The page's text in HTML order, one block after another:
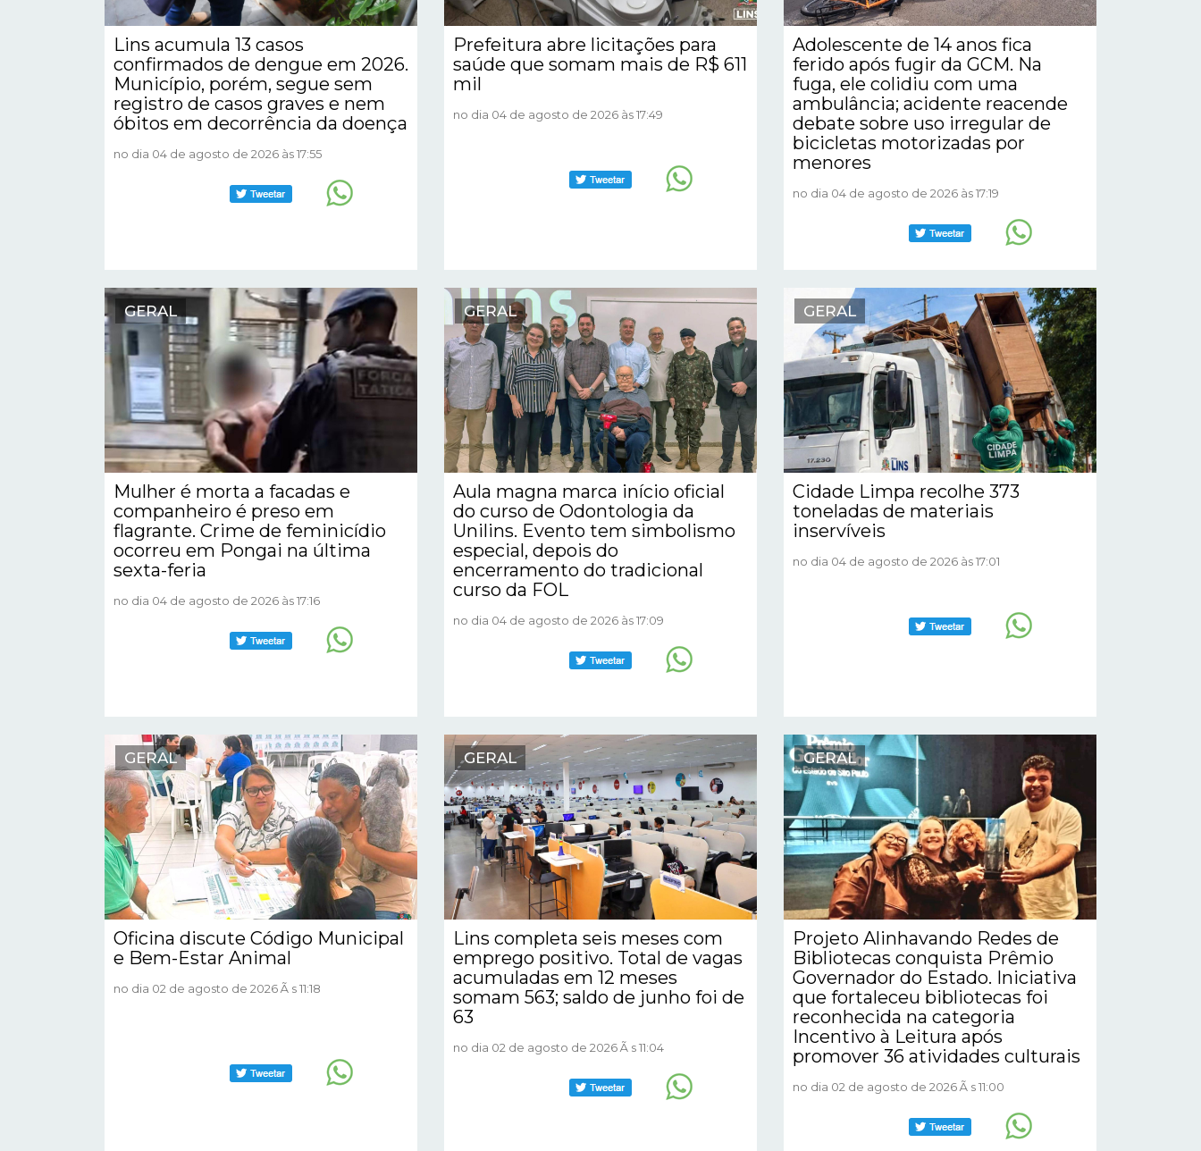
Lins acumula 13 casos
confirmados de dengue em 2026.
Município, porém, segue sem
registro de casos graves e nem
óbitos em decorrência da doença
no dia 04 de agosto de 2026 às 17:55
Prefeitura abre licitações para
saúde que somam mais de R$ 611
mil
no dia 04 de agosto de 2026 às 17:49
Adolescente de 14 anos fica
ferido após fugir da GCM. Na
fuga, ele colidiu com uma
ambulância; acidente reacende
debate sobre uso irregular de
bicicletas motorizadas por
menores
no dia 04 de agosto de 2026 às 17:19
GERAL
Mulher é morta a facadas e
companheiro é preso em
flagrante. Crime de feminicídio
ocorreu em Pongai na última
sexta-feria
no dia 04 de agosto de 2026 às 17:16
GERAL
Aula magna marca início oficial
do curso de Odontologia da
Unilins. Evento tem simbolismo
especial, depois do
encerramento do tradicional
curso da FOL
no dia 04 de agosto de 2026 às 17:09
GERAL
Cidade Limpa recolhe 373
toneladas de materiais
inservíveis
no dia 04 de agosto de 2026 às 17:01
GERAL
Oficina discute Código Municipal
e Bem-Estar Animal
no dia 02 de agosto de 2026 Ã s 11:18
GERAL
Lins completa seis meses com
emprego positivo. Total de vagas
acumuladas em 12 meses
somam 563; saldo de junho foi de
63
no dia 02 de agosto de 2026 Ã s 11:04
GERAL
Projeto Alinhavando Redes de
Bibliotecas conquista Prêmio
Governador do Estado. Iniciativa
que fortaleceu bibliotecas foi
reconhecida na categoria
Incentivo à Leitura após
promover 36 atividades culturais
no dia 02 de agosto de 2026 Ã s 11:00